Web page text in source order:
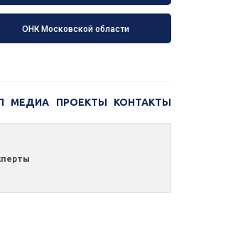
ОНК Московской области
МЕДИА ПРОЕКТЫ КОНТАКТЫ